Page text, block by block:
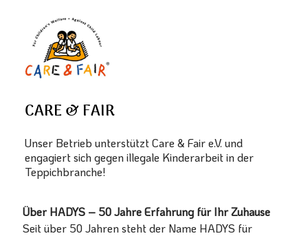
CARE & FAIR
Unser Betrieb unterstützt Care & Fair e.V. und
engagiert sich gegen illegale Kinderarbeit in der
Teppichbranche!
Über HADYS – 50 Jahre Erfahrung für Ihr Zuhause
Seit über 50 Jahren steht der Name HADYS für